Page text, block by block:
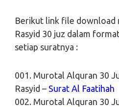
Berikut link file download
Rasyid 30 juz dalam
setiap suratnya :
001. Murotal Alquran 30
Rasyid – Surat Al Faatihah
002. Murotal Alquran 30